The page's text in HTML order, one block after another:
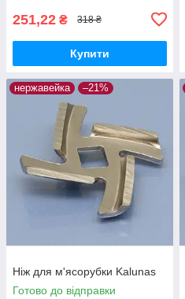
251,22 ₴ 318 ₴
Купити
нержавейка –21%
Ніж для м'ясорубки Kalunas
Готово до відправки